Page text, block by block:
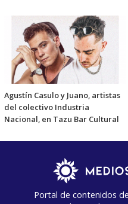
Agustín Casulo y Juano, artistas
del colectivo Industria
Nacional, en Tazu Bar Cultural
Portal de contenidos